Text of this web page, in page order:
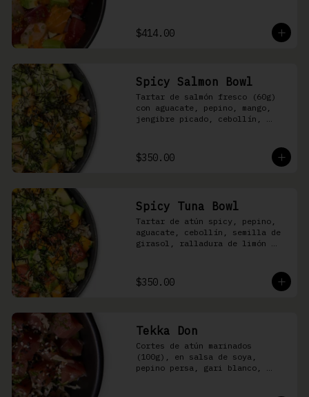
$414.00
Spicy Salmon Bowl
Tartar de salmón fresco (60g)
con aguacate, pepino, mango,
jengibre picado, cebollín,
shari
$350.00
Spicy Tuna Bowl
Tartar de atún spicy, pepino,
aguacate, cebollín, semilla de
girasol, ralladura de limón
$350.00
Tekka Don
Cortes de atún marinados
(100g), en salsa de soya,
pepino persa, gari blanco,